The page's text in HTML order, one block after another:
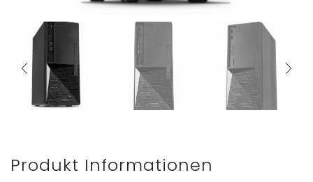
Produkt Informationen